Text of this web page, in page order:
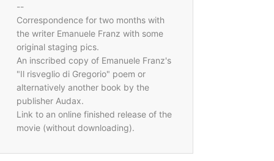
--
Correspondence for two months with
the writer Emanuele Franz with some
original staging pics.
An inscribed copy of Emanuele Franz's
"Il risveglio di Gregorio" poem or
alternatively another book by the
publisher Audax.
Link to an online finished release of the
movie (without downloading).